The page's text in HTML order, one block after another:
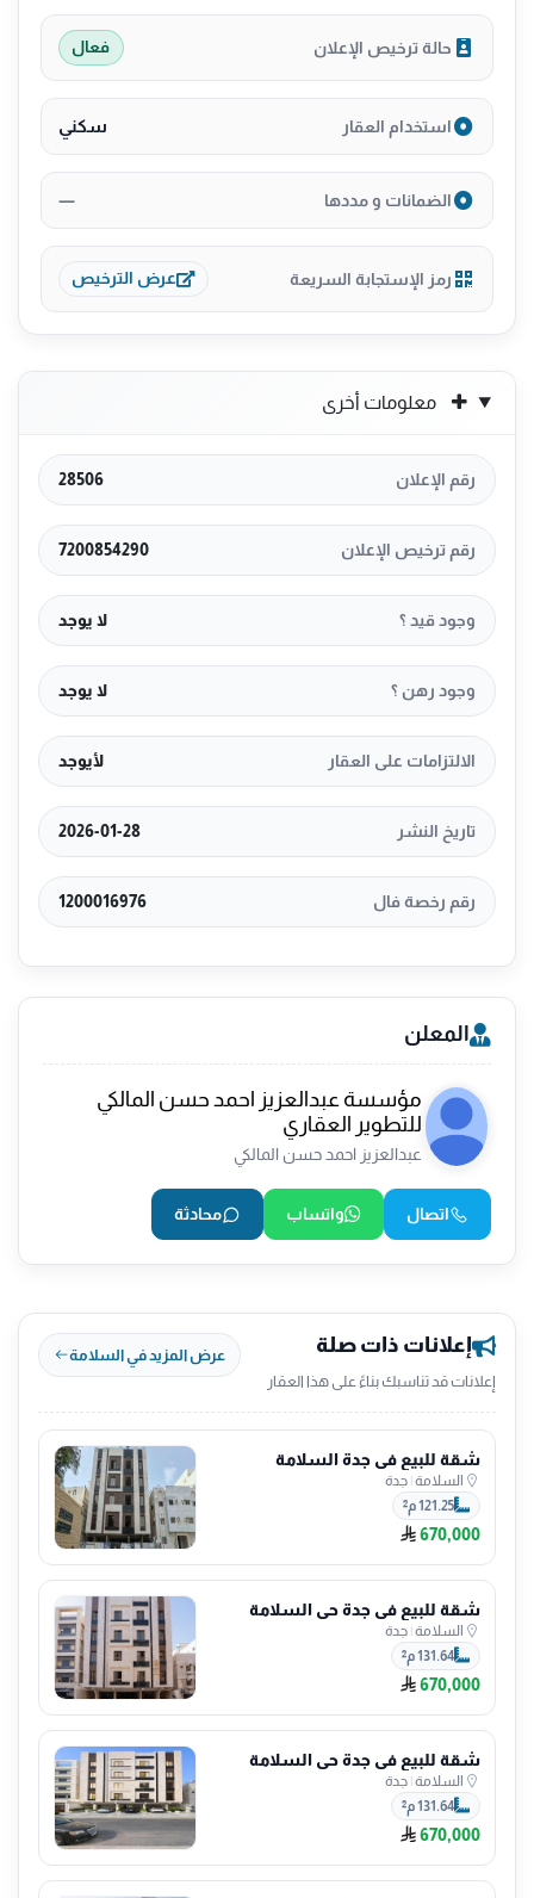
حالة ترخيص الإعلان فعال
استخدام العقار سكني
الضمانات و مددها —
رمز الإستجابة السريعة عرض الترخيص
معلومات أخرى
رقم الإعلان 28506
رقم ترخيص الإعلان 7200854290
وجود قيد ؟ لا يوجد
وجود رهن ؟ لا يوجد
الالتزامات على العقار لأيوجد
تاريخ النشر 2026-01-28
رقم رخصة فال 1200016976
المعلن
مؤسسة عبدالعزيز احمد حسن المالكي
للتطوير العقاري
عبدالعزيز احمد حسن المالكي
اتصال واتساب محادثة
إعلانات ذات صلة
إعلانات قد تناسبك بناءً على هذا العقار
عرض المزيد في السلامة
شقة للبيع في جدة السلامة
السلامة| جدة
121.25 م²
670,000
شقة للبيع في جدة حي السلامة
السلامة| جدة
131.64 م²
670,000
شقة للبيع في جدة حي السلامة
السلامة| جدة
131.64 م²
670,000